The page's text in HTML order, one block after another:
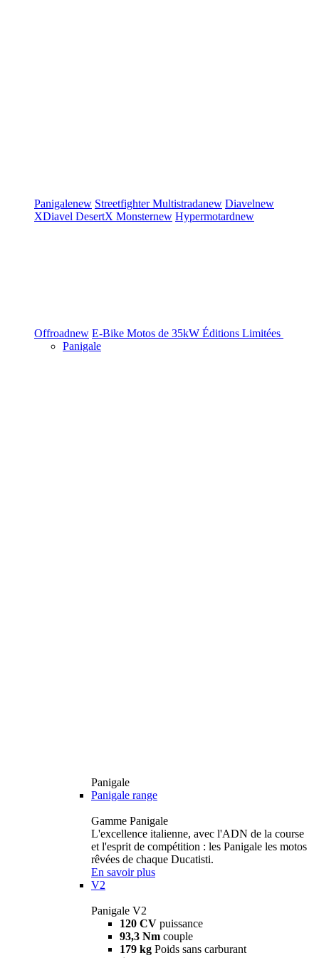
Panigalenew StreetfighterMultistradanew Diavelnew
XDiavel DesertX Monsternew Hypermotardnew
Offroadnew E-Bike Motos de 35kW Éditions Limitées
Panigale
Panigale
Panigale range
Gamme Panigale
L'excellence italienne, avec l'ADN de la course
et l'esprit de compétition : les Panigale les motos
rêvées de chaque Ducatisti.
En savoir plus
V2
Panigale V2
120 CV puissance
93,3 Nm couple
179 kg Poids sans carburant